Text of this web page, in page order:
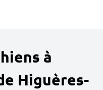
à
Higuères-